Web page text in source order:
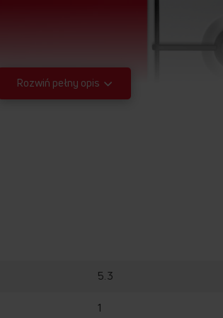
gazu w pokrętle
Rozwiń pełny opis
5.3
1